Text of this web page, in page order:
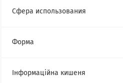
Сфера использования
Форма
Інформаційна кишеня